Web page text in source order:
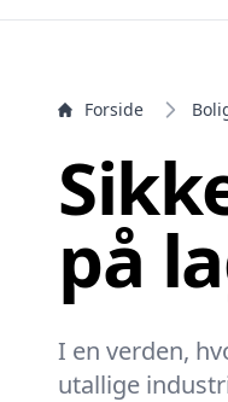
Forside
på
I en verden,
utallige